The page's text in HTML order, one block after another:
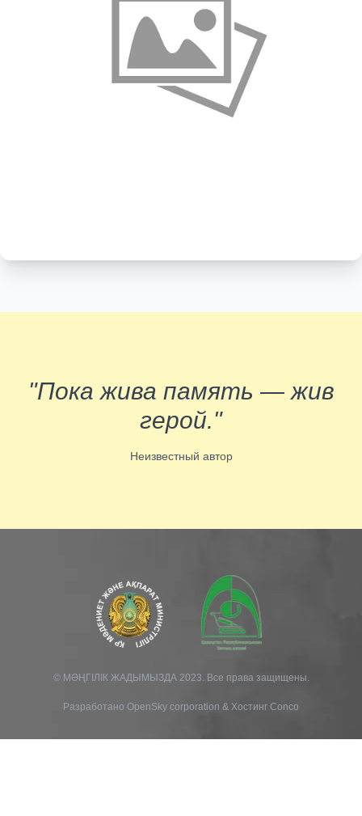
"Пока жива память — жив
герой."
Неизвестный автор
© МӘҢГІЛІК ЖАДЫМЫЗДА 2023. Все права защищены.
Разработано OpenSky corporation & Хостинг Conco